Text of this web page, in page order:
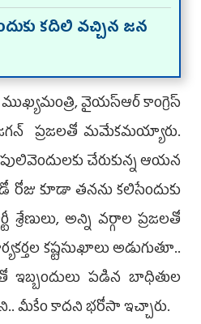
కదిలి వచ్చిన జన
వైయ‌స్ఆర్‌ కాంగ్రెస్‌
జగన్‌ ప్రజలతో మమేకమయ్యారు.
చేరుకున్న ఆయన
కూడా తనను కలిసేందుకు
అన్ని వర్గాల ప్రజలతో
కష్టసుఖాలు అడుగుతూ..
పడిన బాధితుల
మీకేం కాదని భరోసా ఇచ్చారు.